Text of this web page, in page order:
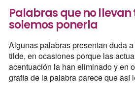
Palabras que no
solemos ponerla
Algunas palabras presentan duda
tilde, en ocasiones porque las
acentuación la han eliminado y en
grafía de la palabra parece que así